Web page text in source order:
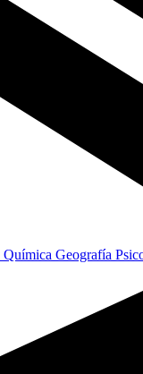
Química Geografía